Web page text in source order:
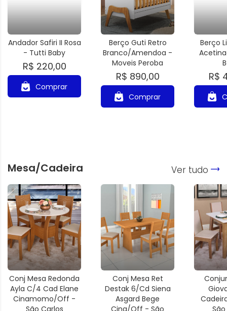
Andador Safiri II Rosa
- Tutti Baby
R$ 220,00
Comprar
Berço Guti Retro
Branco/Amendoa -
Moveis Peroba
R$ 890,00
Comprar
Berço
R$
Mesa/Cadeira Ver tudo
Conj Mesa Redonda
Ayla C/4 Cad Elane
Cinamomo/Off -
São Carlos
Conj Mesa Ret
Destak 6/Cd Siena
Asgard Bege
Cina/Off - São